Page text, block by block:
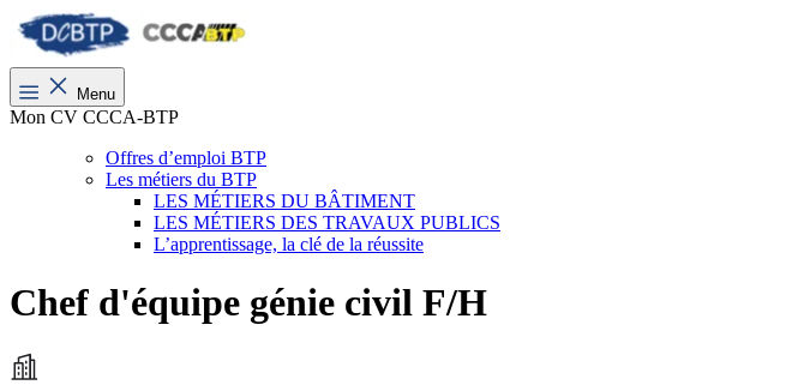
Menu
Mon CV CCCA-BTP
Offres d’emploi BTP
Les métiers du BTP
LES MÉTIERS DU BÂTIMENT
LES MÉTIERS DES TRAVAUX PUBLICS
L’apprentissage, la clé de la réussite
Chef d'équipe génie civil F/H